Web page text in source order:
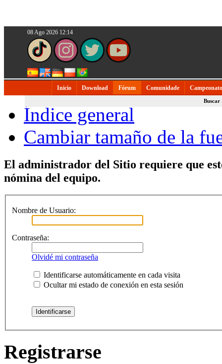
08 Ago 2026 12:14
Inicio Download Fórum Comunidade
Buscar
Índice general
Cambiar tamaño de la
El administrador del Sitio requiere que
nómina del equipo.
Nombre de Usuario:
Contraseña:
Olvidé mi contraseña
Identificarse automáticamente en cada visita
Ocultar mi estado de conexión en esta sesión
Registrarse